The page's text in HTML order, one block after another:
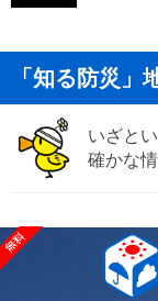
「知る防災」
いざと
確かな